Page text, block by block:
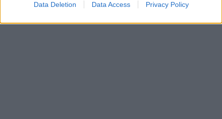
Data Deletion Data Access Privacy Policy